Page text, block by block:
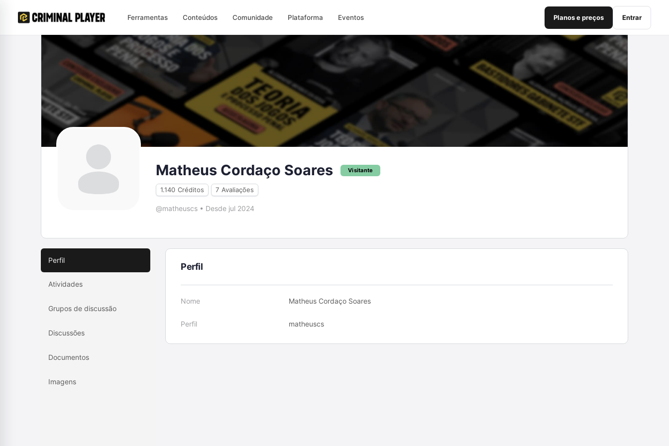
Ferramentas Conteúdos Comunidade Plataforma Eventos Planos e preços Entrar
Matheus Cordaço Soares Visitante
1.140 Créditos 7 Avaliações
@matheuscs • Desde jul 2024
Perfil
Atividades
Grupos de discussão
Discussões
Documentos
Imagens
Perfil
Nome Matheus Cordaço Soares
Perfil matheuscs